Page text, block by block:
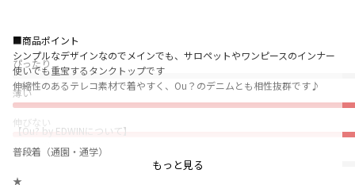
ぴったり
薄い
伸びない
普段着（通園・通学）
★
■商品ポイント
シンプルなデザインなのでメインでも、サロペットやワンピースのインナー
使いでも重宝するタンクトップです
伸縮性のあるテレコ素材で着やすく、Ou？のデニムとも相性抜群です♪
【Ou? by EDWINについて】
Sing with Denim.
0.5秒ですきになるキッズデニム
もっと見る